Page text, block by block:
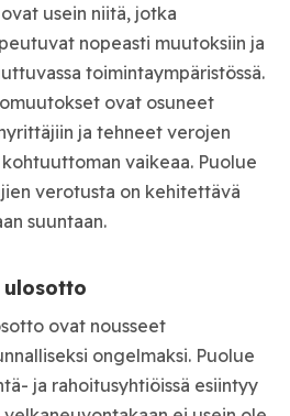
usein niitä, jotka
nopeasti muutoksiin ja
toimintaympäristössä.
ovat osuneet
ja tehneet verojen
vaikeaa. Puolue
verotusta on kehitettävä
suuntaan.
ulosotto
ovat nousseet
ongelmaksi. Puolue
ja rahoitusyhtiöissä esiintyy